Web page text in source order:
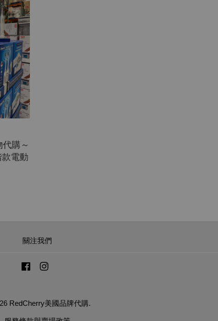
代購～
款電動
關注我們
Facebook
RedCherry美國品牌代購.